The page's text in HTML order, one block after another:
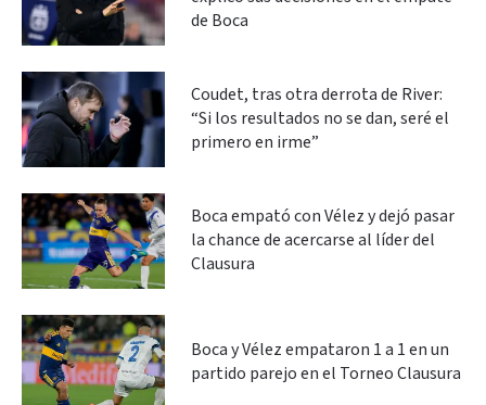
de Boca
Coudet, tras otra derrota de River:
“Si los resultados no se dan, seré el
primero en irme”
Boca empató con Vélez y dejó pasar
la chance de acercarse al líder del
Clausura
Boca y Vélez empataron 1 a 1 en un
partido parejo en el Torneo Clausura